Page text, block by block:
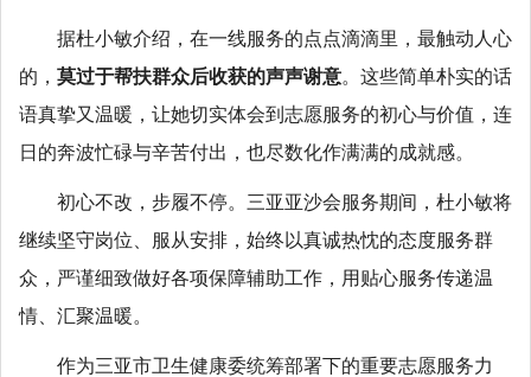
据杜小敏介绍，在一线服务的点点滴滴里，最触动人心
的， 莫过于帮扶群众后收获的声声谢意。这些简单朴实的话
语真挚又温暖，让她切实体会到志愿服务的初心与价值，连
日的奔波忙碌与辛苦付出，也尽数化作满满的成就感。
初心不改，步履不停。三亚亚沙会服务期间，杜小敏将
继续坚守岗位、服从安排，始终以真诚热忱的态度服务群
众，严谨细致做好各项保障辅助工作，用贴心服务传递温
情、汇聚温暖。
作为三亚市卫生健康委统筹部署下的重要志愿服务力